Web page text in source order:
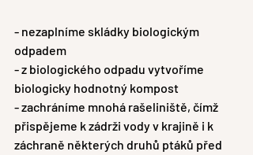
- nezaplníme skládky biologickým
odpadem
- z biologického odpadu vytvoříme
biologicky hodnotný kompost
- zachráníme mnohá rašeliniště, čímž
přispějeme k zádrži vody v krajině i k
záchraně některých druhů ptáků před